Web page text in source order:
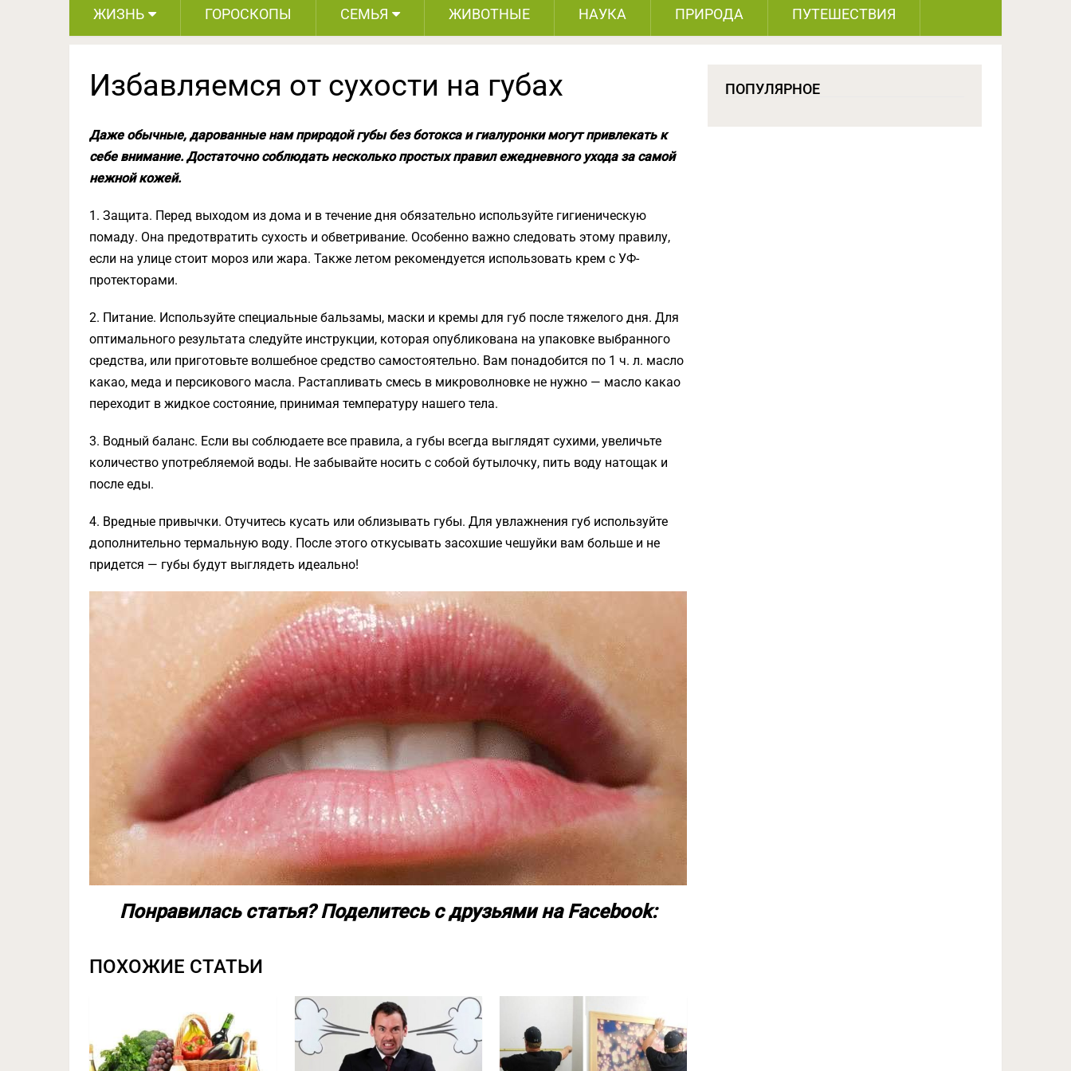
ЖИЗНЬ ГОРОСКОПЫ СЕМЬЯ ЖИВОТНЫЕ НАУКА ПРИРОДА ПУТЕШЕСТВИЯ
Избавляемся от сухости на губах
Даже обычные, дарованные нам природой губы без ботокса и гиалуронки могут привлекать к
себе внимание. Достаточно соблюдать несколько простых правил ежедневного ухода за самой
нежной кожей.
1. Защита. Перед выходом из дома и в течение дня обязательно используйте гигиеническую
помаду. Она предотвратить сухость и обветривание. Особенно важно следовать этому правилу,
если на улице стоит мороз или жара. Также летом рекомендуется использовать крем с УФ-
протекторами.
2. Питание. Используйте специальные бальзамы, маски и кремы для губ после тяжелого дня. Для
оптимального результата следуйте инструкции, которая опубликована на упаковке выбранного
средства, или приготовьте волшебное средство самостоятельно. Вам понадобится по 1 ч. л. масло
какао, меда и персикового масла. Растапливать смесь в микроволновке не нужно — масло какао
переходит в жидкое состояние, принимая температуру нашего тела.
3. Водный баланс. Если вы соблюдаете все правила, а губы всегда выглядят сухими, увеличьте
количество употребляемой воды. Не забывайте носить с собой бутылочку, пить воду натощак и
после еды.
4. Вредные привычки. Отучитесь кусать или облизывать губы. Для увлажнения губ используйте
дополнительно термальную воду. После этого откусывать засохшие чешуйки вам больше и не
придется — губы будут выглядеть идеально!
Понравилась статья? Поделитесь с друзьями на Facebook:
ПОХОЖИЕ СТАТЬИ
ПОПУЛЯРНОЕ